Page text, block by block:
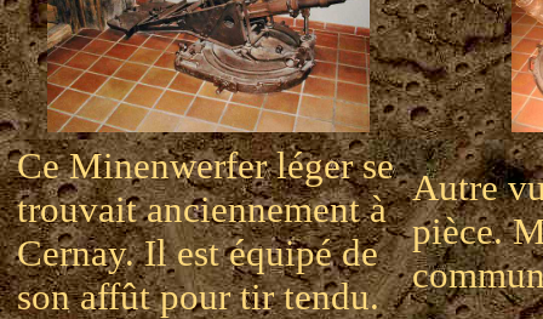
Ce Minenwerfer léger se
trouvait anciennement à
Cernay. Il est équipé de
son affût pour tir tendu.
Autre
pièce.